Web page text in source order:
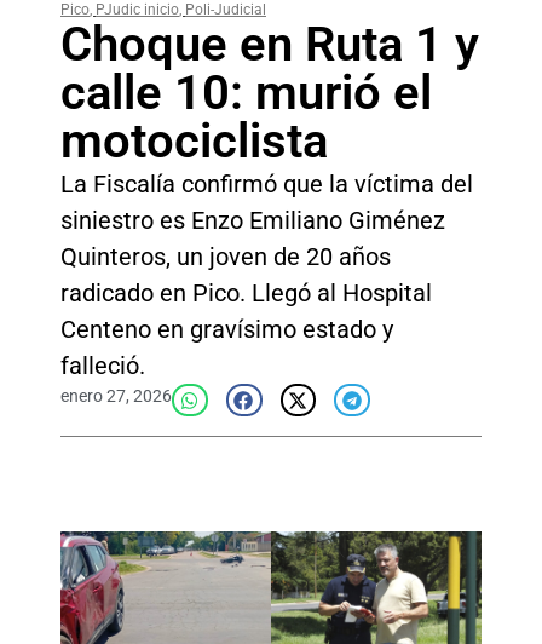
Pico, PJudic inicio, Poli-Judicial
Choque en Ruta 1 y
calle 10: murió el
motociclista
La Fiscalía confirmó que la víctima del
siniestro es Enzo Emiliano Giménez
Quinteros, un joven de 20 años
radicado en Pico. Llegó al Hospital
Centeno en gravísimo estado y
falleció.
enero 27, 2026